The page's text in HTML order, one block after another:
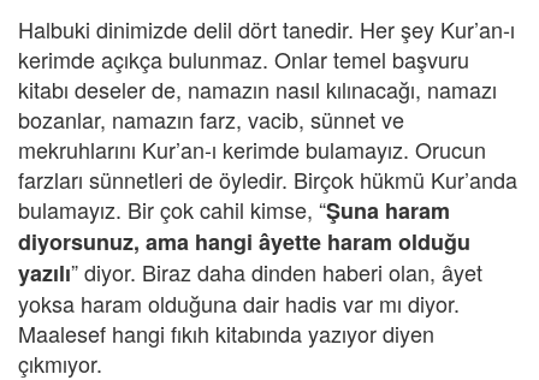
Halbuki dinimizde delil dört tanedir. Her şey Kur’an-ı
kerimde açıkça bulunmaz. Onlar temel başvuru
kitabı deseler de, namazın nasıl kılınacağı, namazı
bozanlar, namazın farz, vacib, sünnet ve
mekruhlarını Kur’an-ı kerimde bulamayız. Orucun
farzları sünnetleri de öyledir. Birçok hükmü Kur’anda
bulamayız. Bir çok cahil kimse, “Şuna haram
diyorsunuz, ama hangi âyette haram olduğu
yazılı” diyor. Biraz daha dinden haberi olan, âyet
yoksa haram olduğuna dair hadis var mı diyor.
Maalesef hangi fıkıh kitabında yazıyor diyen
çıkmıyor.